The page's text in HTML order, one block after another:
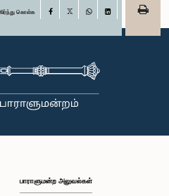
கொள்க Facebook
பாராளுமன்ற அலுவல்கள்